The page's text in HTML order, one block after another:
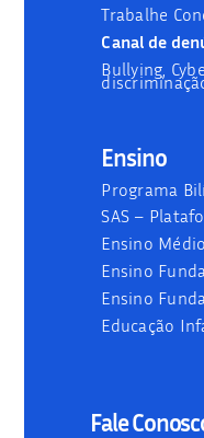
Trabalhe
Canal de
Bullying,
Ensino
Programa
SAS –
Ensino Médio
Ensino
Ensino
Educação
Fale